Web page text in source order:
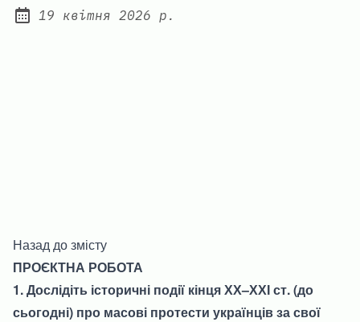
Posted on:
19 квітня 2026 р.
Назад до змісту
ПРОЄКТНА РОБОТА
1. Дослідіть історичні події кінця ХХ–ХХІ ст. (до
сьогодні) про масові протести українців за свої